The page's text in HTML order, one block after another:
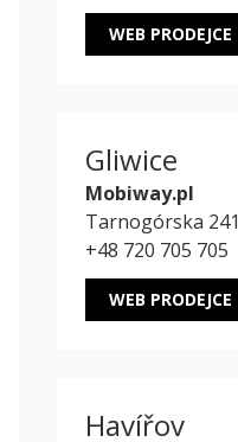
WEB PRODEJCE
Gliwice
Mobiway.pl
Tarnogórska 241
+48 720 705 705
WEB PRODEJCE
Havířov